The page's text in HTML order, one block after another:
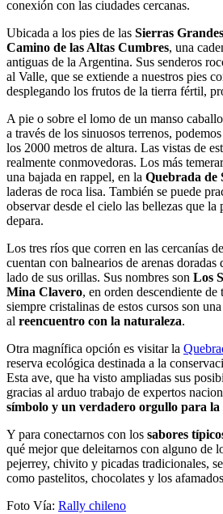
conexión con las ciudades cercanas.
Ubicada a los pies de las Sierras Grandes
Camino de las Altas Cumbres, una
antiguas de la Argentina. Sus senderos
al Valle, que se extiende a nuestros pies
desplegando los frutos de la tierra fértil,
A pie o sobre el lomo de un manso
a través de los sinuosos terrenos,
los 2000 metros de altura. Las vistas de
realmente conmovedoras. Los más
una bajada en rappel, en la Quebrada de
laderas de roca lisa. También se puede
observar desde el cielo las bellezas que
depara.
Los tres ríos que corren en las cercanías
cuentan con balnearios de arenas
lado de sus orillas. Sus nombres son Los
Mina Clavero, en orden descendiente de
siempre cristalinas de estos cursos son
al reencuentro con la naturaleza.
Otra magnífica opción es visitar la
reserva ecológica destinada a la
Esta ave, que ha visto ampliadas sus
gracias al arduo trabajo de expertos
símbolo y un verdadero orgullo para la
Y para conectarnos con los sabores
qué mejor que deleitarnos con alguno de
pejerrey, chivito y picadas tradicionales,
como pastelitos, chocolates y los afamados
Foto Vía: Rally chileno